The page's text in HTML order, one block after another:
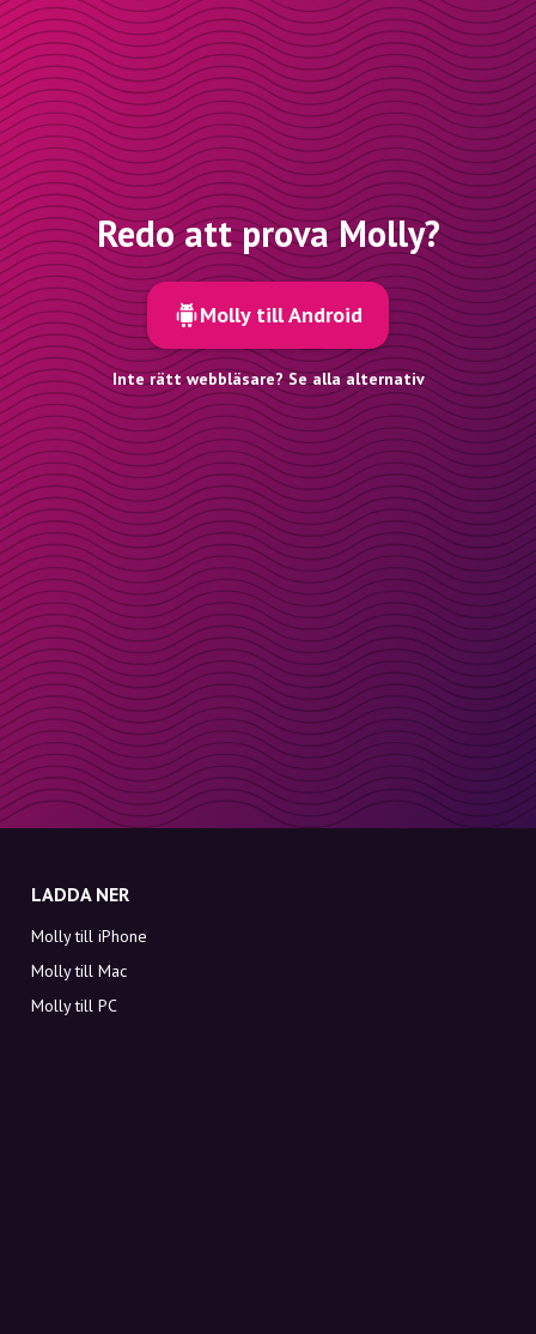
Redo att prova Molly?
Molly till Android
Inte rätt webbläsare? Se alla alternativ
LADDA NER
Molly till iPhone
Molly till Mac
Molly till PC